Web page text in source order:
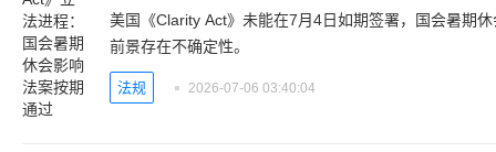
美国《Clarity Act》未能在7月4日如期签署，国会暑期
前景存在不确定性。
法规 2026-07-06 03:40:04